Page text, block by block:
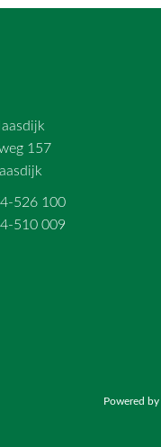
157
526 100
510 009
Powered by